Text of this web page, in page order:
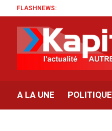
FLASHNEWS:
A LA UNE POLITIQUE